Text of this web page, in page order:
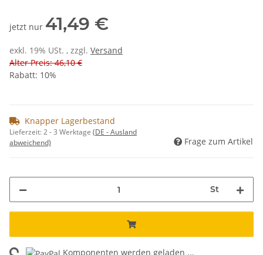
jetzt nur 41,49 €
exkl. 19% USt. , zzgl. Versand
Alter Preis: 46,10 €
Rabatt: 10%
Knapper Lagerbestand
Lieferzeit:2 - 3 Werktage (DE - Ausland
abweichend)
Frage zum Artikel
St
Komponenten werden geladen ...